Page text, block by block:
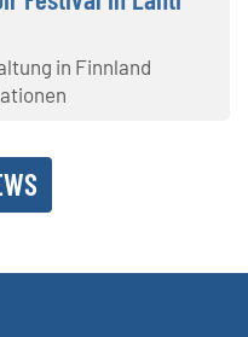
in Finnland